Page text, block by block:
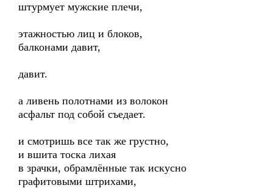
штурмует мужские плечи,
этажностью лиц и блоков,
балконами давит,
давит.
а ливень полотнами из волокон
асфальт под собой съедает.
и смотришь все так же грустно,
и вшита тоска лихая
в зрачки, обрамлённые так искусно
графитовыми штрихами,